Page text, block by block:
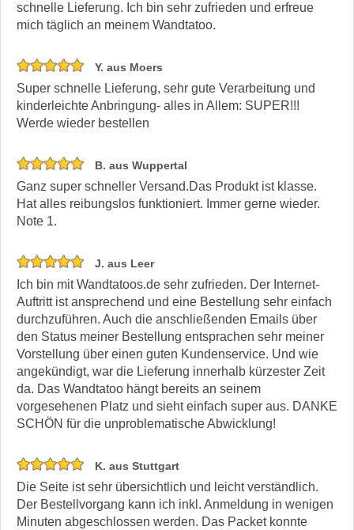
schnelle Lieferung. Ich bin sehr zufrieden und erfreue
mich täglich an meinem Wandtatoo.
Y. aus Moers
Super schnelle Lieferung, sehr gute Verarbeitung und
kinderleichte Anbringung- alles in Allem: SUPER!!!
Werde wieder bestellen
B. aus Wuppertal
Ganz super schneller Versand.Das Produkt ist klasse.
Hat alles reibungslos funktioniert. Immer gerne wieder.
Note 1.
J. aus Leer
Ich bin mit Wandtatoos.de sehr zufrieden. Der Internet-
Auftritt ist ansprechend und eine Bestellung sehr einfach
durchzuführen. Auch die anschließenden Emails über
den Status meiner Bestellung entsprachen sehr meiner
Vorstellung über einen guten Kundenservice. Und wie
angekündigt, war die Lieferung innerhalb kürzester Zeit
da. Das Wandtatoo hängt bereits an seinem
vorgesehenen Platz und sieht einfach super aus. DANKE
SCHÖN für die unproblematische Abwicklung!
K. aus Stuttgart
Die Seite ist sehr übersichtlich und leicht verständlich.
Der Bestellvorgang kann ich inkl. Anmeldung in wenigen
Minuten abgeschlossen werden. Das Packet konnte